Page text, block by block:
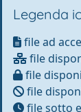
Legenda
file ad
file
file
file
file sotto